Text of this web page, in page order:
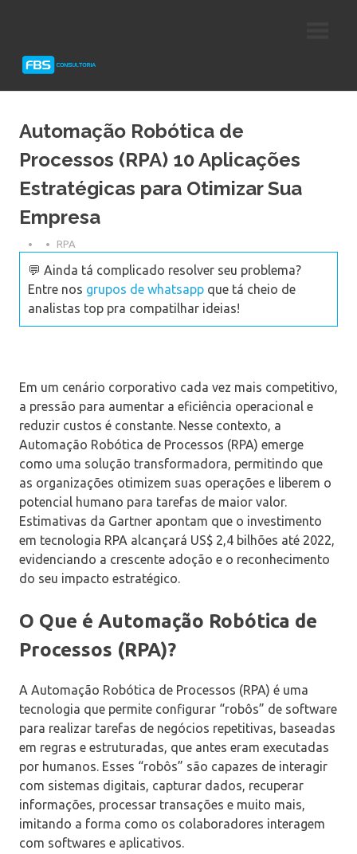
Protheus
Automação Robótica de
Processos (RPA) 10 Aplicações
Estratégicas para Otimizar Sua
Empresa
RPA
💬 Ainda tá complicado resolver seu problema?
Entre nos grupos de whatsapp que tá cheio de
analistas top pra compatilhar ideias!
Em um cenário corporativo cada vez mais competitivo,
a pressão para aumentar a eficiência operacional e
reduzir custos é constante. Nesse contexto, a
Automação Robótica de Processos (RPA) emerge
como uma solução transformadora, permitindo que
as organizações otimizem suas operações e liberem o
potencial humano para tarefas de maior valor.
Estimativas da Gartner apontam que o investimento
em tecnologia RPA alcançará US$ 2,4 bilhões até 2022,
evidenciando a crescente adoção e o reconhecimento
do seu impacto estratégico.
O Que é Automação Robótica de
Processos (RPA)?
A Automação Robótica de Processos (RPA) é uma
tecnologia que permite configurar “robôs” de software
para realizar tarefas de negócios repetitivas, baseadas
em regras e estruturadas, que antes eram executadas
por humanos. Esses “robôs” são capazes de interagir
com sistemas digitais, capturar dados, recuperar
informações, processar transações e muito mais,
imitando a forma como os colaboradores interagem
com softwares e aplicativos.